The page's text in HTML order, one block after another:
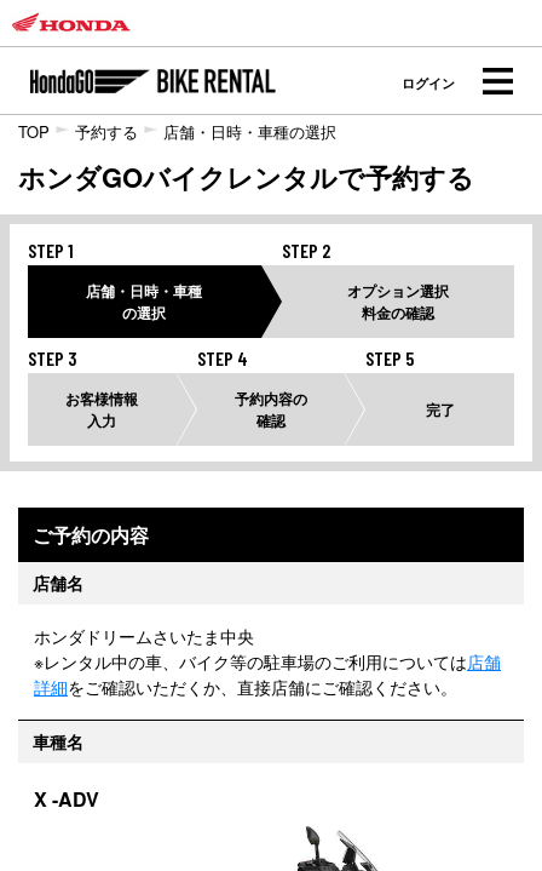
ログイン
TOP 予約する 店舗・日時・車種の選択
ホンダGOバイクレンタルで予約する
STEP 1
店舗・日時・車種
の選択
STEP 2
オプション選択
料金の確認
STEP 3
お客様情報
入力
STEP 4
予約内容の
確認
STEP 5
完了
ご予約の内容
店舗名
ホンダドリームさいたま中央
※レンタル中の車、バイク等の駐車場のご利用については店舗
詳細をご確認いただくか、直接店舗にご確認ください。
車種名
X -ADV